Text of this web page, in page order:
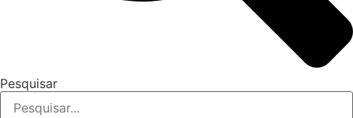
Pesquisar